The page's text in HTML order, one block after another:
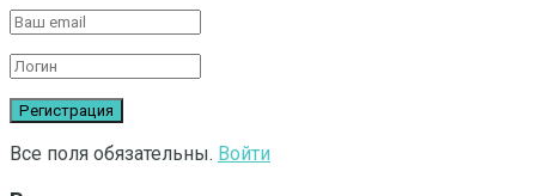
Все поля обязательны. Войти